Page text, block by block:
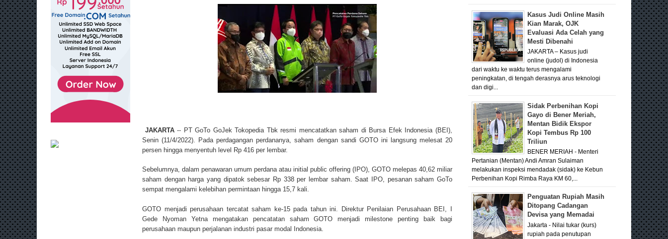
JAKARTA-- PT GoTo GoJek Tokopedia Tbk resmi mencatatkan saham di Bursa Efek Indonesia (BEI),
Senin (11/4/2022). Pada perdagangan perdananya, saham dengan sandi GOTO ini langsung melesat 20
persen hingga menyentuh level Rp 416 per lembar.
Sebelumnya, dalam penawaran umum perdana atau initial public offering (IPO), GOTO melepas 40,62 miliar
saham dengan harga yang dipatok sebesar Rp 338 per lembar saham. Saat IPO, pesanan saham GoTo
sempat mengalami kelebihan permintaan hingga 15,7 kali.
GOTO menjadi perusahaan tercatat saham ke-15 pada tahun ini. Direktur Penilaian Perusahaan BEI, I
Gede Nyoman Yetna mengatakan pencatatan saham GOTO menjadi milestone penting baik bagi
perusahaan maupun perjalanan industri pasar modal Indonesia.
Kasus Judi Online Masih
Kian Marak, OJK
Evaluasi Ada Celah yang
Mesti Dibenahi
JAKARTA – Kasus judi
online (judol) di Indonesia
dari waktu ke waktu terus mengalami
peningkatan, di tengah derasnya arus teknologi
dan digi...
Sidak Perbenihan Kopi
Gayo di Bener Meriah,
Mentan Bidik Ekspor
Kopi Tembus Rp 100
Triliun
BENER MERIAH - Menteri
Pertanian (Mentan) Andi Amran Sulaiman
melakukan inspeksi mendadak (sidak) ke Kebun
Perbenihan Kopi Rimba Raya KM 60,...
Penguatan Rupiah Masih
Ditopang Cadangan
Devisa yang Memadai
Jakarta - Nilai tukar (kurs)
rupiah pada penutupan